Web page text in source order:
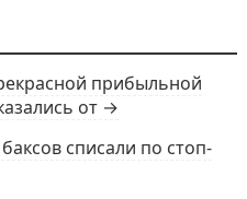
прибыльной
от →
списали по стоп-